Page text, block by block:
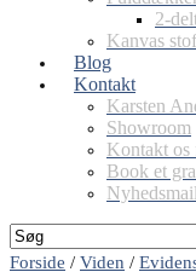
2-
Kanvas stof
Blog
Kontakt
Karsten
Showroom
Kontakt os
Book et
Nyhedsmail
Forside / Viden /